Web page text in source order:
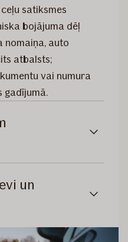
satiksmes
bojājuma dēļ
nomaiņa, auto
atbalsts;
vai numura
gadījumā.
un